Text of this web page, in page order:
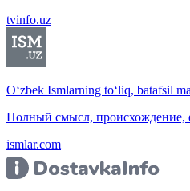
tvinfo.uz
O‘zbek Ismlarning to‘liq, batafsil
Полный смысл, происхождение,
ismlar.com